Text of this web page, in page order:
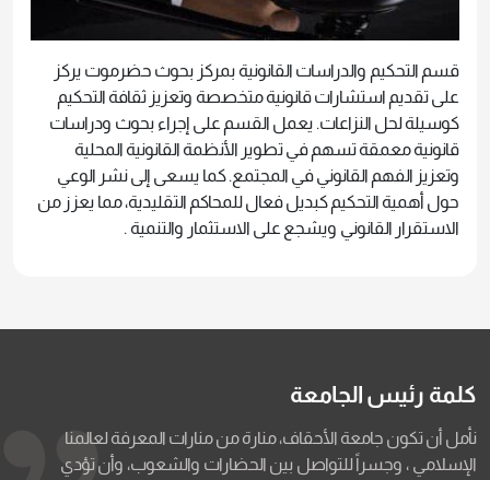
قسم التحكيم والدراسات القانونية بمركز بحوث حضرموت يركز
على تقديم استشارات قانونية متخصصة وتعزيز ثقافة التحكيم
كوسيلة لحل النزاعات. يعمل القسم على إجراء بحوث ودراسات
قانونية معمقة تسهم في تطوير الأنظمة القانونية المحلية
وتعزيز الفهم القانوني في المجتمع. كما يسعى إلى نشر الوعي
حول أهمية التحكيم كبديل فعال للمحاكم التقليدية، مما يعزز من
الاستقرار القانوني ويشجع على الاستثمار والتنمية .
كلمة رئيس الجامعة
نأمل أن تكون جامعة الأحقاف، منارة من منارات المعرفة لعالمنا
الإسلامي ، وجسراً للتواصل بين الحضارات والشعوب، وأن تؤدي